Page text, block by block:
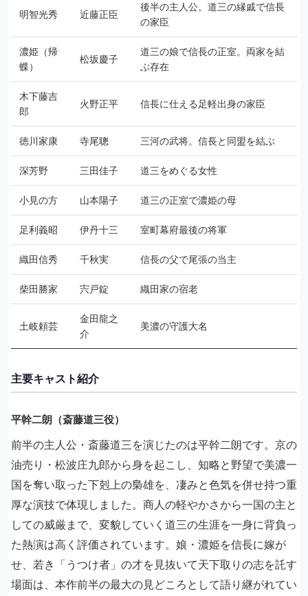
明智光秀 近藤正臣
後半の主人公。道三の縁戚で信長
の家臣
濃姫（帰
蝶）
松坂慶子
道三の娘で信長の正室。両家を結
ぶ存在
木下藤吉
郎
火野正平 信長に仕える足軽出身の家臣
徳川家康 寺尾聰 三河の武将。信長と同盟を結ぶ
深芳野 三田佳子 道三をめぐる女性
小見の方 山本陽子 道三の正室で濃姫の母
足利義昭 伊丹十三 室町幕府最後の将軍
織田信秀 千秋実 信長の父で尾張の当主
柴田勝家 宍戸錠 織田家の宿老
土岐頼芸
金田龍之
介
美濃の守護大名
主要キャスト紹介
平幹二朗（斎藤道三役）
前半の主人公・斎藤道三を演じたのは平幹二朗です。京の
油売り・松波庄九郎から身を起こし、知略と野望で美濃一
国を奪い取った下剋上の梟雄を、凄みと色気を併せ持つ重
厚な演技で体現しました。商人の軽やかさから一国の主と
しての威厳まで、変貌していく道三の生涯を一身に背負っ
た熱演は高く評価されています。娘・濃姫を信長に嫁が
せ、若き「うつけ者」の才を見抜いて天下取りの志を託す
場面は、本作前半の最大の見どころとして語り継がれてい